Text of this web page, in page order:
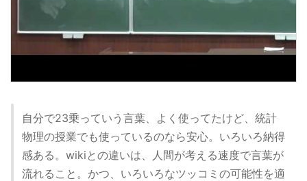
自分で23乗っていう言葉、よく使ってたけど、統計
物理の授業でも使っているのなら安心。いろいろ納得
感ある。wikiとの違いは、人間が考える速度で言葉が
流れること。かつ、いろいろなツッコミの可能性を適